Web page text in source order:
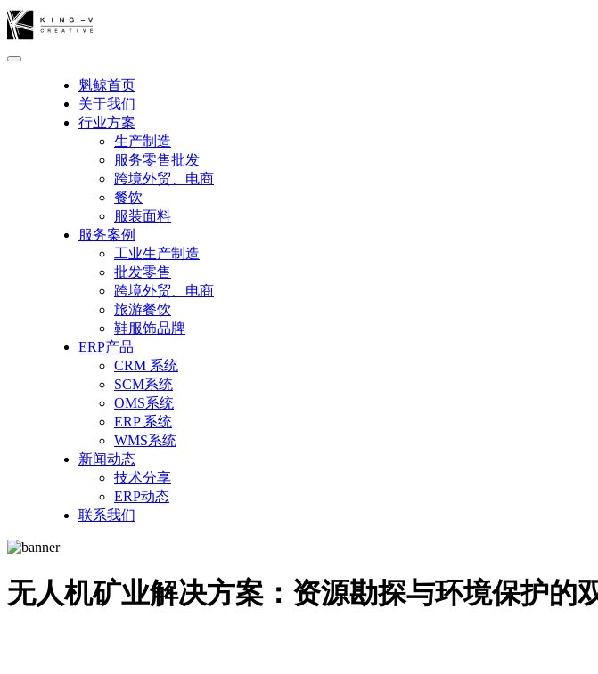
魁鲸首页
关于我们
行业方案
生产制造
服务零售批发
跨境外贸、电商
餐饮
服装面料
服务案例
工业生产制造
批发零售
跨境外贸、电商
旅游餐饮
鞋服饰品牌
ERP产品
CRM 系统
SCM系统
OMS系统
ERP 系统
WMS系统
新闻动态
技术分享
ERP动态
联系我们
无人机矿业解决方案：资源勘探与环境保护的